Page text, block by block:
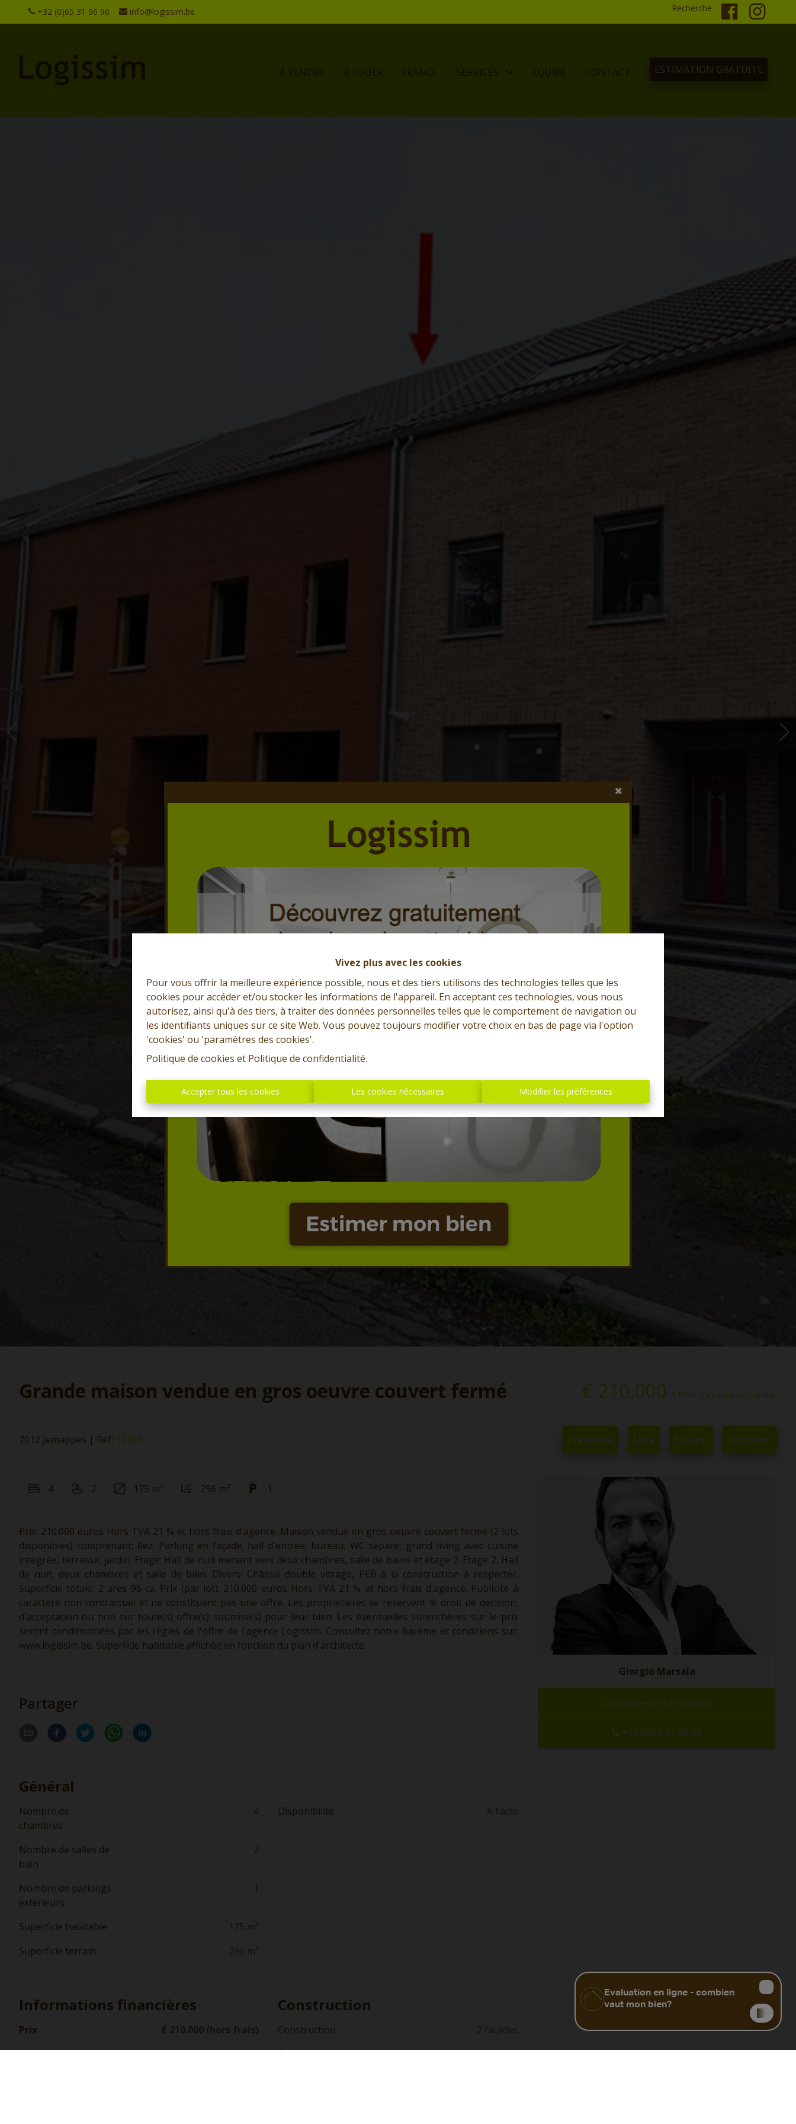
Vivez plus avec les cookies
Pour vous offrir la meilleure expérience possible, nous et des tiers utilisons des technologies telles que les
cookies pour accéder et/ou stocker les informations de l'appareil. En acceptant ces technologies, vous nous
autorisez, ainsi qu'à des tiers, à traiter des données personnelles telles que le comportement de navigation ou
les identifiants uniques sur ce site Web. Vous pouvez toujours modifier votre choix en bas de page via l'option
'cookies' ou 'paramètres des cookies'.
Politique de cookies et Politique de confidentialité.
Accepter tous les cookies Les cookies nécessaires Modifier les préférences
+32 (0)65 31 96 96 info@logissim.be Recherche
À VENDRE À LOUER FRANCE SERVICES EQUIPE CONTACT ESTIMATION GRATUITE
Grande maison vendue en gros oeuvre couvert fermé € 210.000 * Frais d'agence non inclus.
7012 Jemappes | Ref: 12766 Précédent Liste Suivant Imprimer
4 2 175 m² 296 m² 1
Prix: 210.000 euros Hors TVA 21 % et hors frais d'agence. Maison vendue en gros oeuvre couvert fermé (2 lots
disponibles) comprenant: Rez: Parking en façade, hall d'entrée, bureau, WC séparé, grand living avec cuisine
intégrée, terrasse, jardin. Etage: Hall de nuit menant vers deux chambres, salle de bains et étage 2. Etage 2: Hall
de nuit, deux chambres et salle de bain. Divers: Châssis double vitrage, PEB à la construction à respecter.
Superficie totale: 2 ares 96 ca. Prix (par lot): 210.000 euros Hors TVA 21 % et hors frais d'agence. Publicité à
caractère non contractuel et ne constituant pas une offre. Les propriétaires se réservent le droit de décision,
d'acceptation ou non sur toute(s) offre(s) soumise(s) pour leur bien. Les éventuelles surenchères sur le prix
seront conditionnées par les règles de l'offre de l'agence Logissim. Consultez notre barème et conditions sur:
www.logissim.be. Superficie habitable affichée en fonction du plan d'architecte.
Partager
Général
Nombre de
chambres
4
Nombre de salles de
bain
2
Nombre de parkings
extérieurs
1
Superficie habitable
175 m²
Superficie terrain
296 m²
Disponibilité A l'acte
Informations financières
Prix € 210.000 (hors frais)
Construction
Construction
2 façades
État du bien
Gros oeuvre
Giorgio Marsala
Demande d'informations
+32 (0)65 31 96 96